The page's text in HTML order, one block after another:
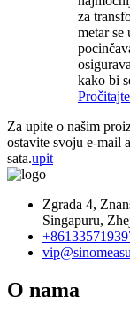
za
metar se
kako bi
Za upite o našim
ostavite svoju e-mail
sata.upit
Zgrada 4,
Singapuru,
O nama